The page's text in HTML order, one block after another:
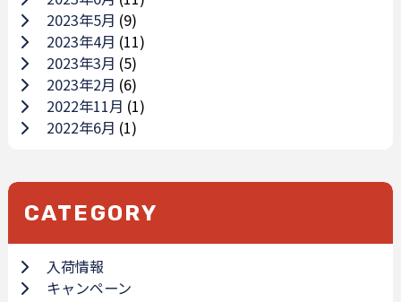
2023年5月 (9)
2023年4月 (11)
2023年3月 (5)
2023年2月 (6)
2022年11月 (1)
2022年6月 (1)
CATEGORY
入荷情報
キャンペーン